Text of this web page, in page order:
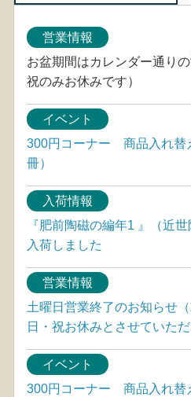
営業情報
お盆期間はカレンダー通り
祝のみお休みです）
イベント
300円コーナー 商品入れ替
冊）
入荷情報
『肥前陶磁の編年1 』（近
入荷しました
営業情報
土曜日営業終了のお知らせ
日・祝お休みとさせていただ
イベント
300円コーナー 商品入れ替